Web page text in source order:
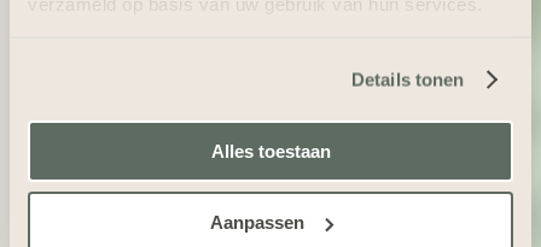
Details tonen
Alles toestaan
Aanpassen